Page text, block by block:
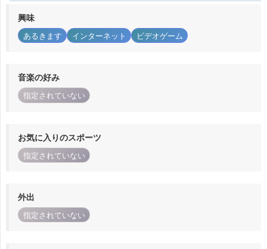
興味
あるきます インターネット ビデオゲーム
音楽の好み
指定されていない
お気に入りのスポーツ
指定されていない
外出
指定されていない